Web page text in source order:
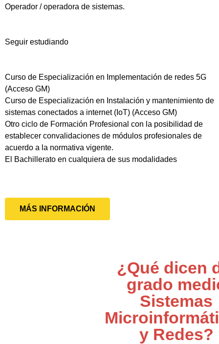
Operador / operadora de sistemas.
Seguir estudiando
Curso de Especialización en Implementación de redes 5G
(Acceso GM)
Curso de Especialización en Instalación y mantenimiento de
sistemas conectados a internet (IoT) (Acceso GM)
Otro ciclo de Formación Profesional con la posibilidad de
establecer convalidaciones de módulos profesionales de
acuerdo a la normativa vigente.
El Bachillerato en cualquiera de sus modalidades
MÁS INFORMACIÓN
¿Qué dicen
grado
Sistemas
y Redes?